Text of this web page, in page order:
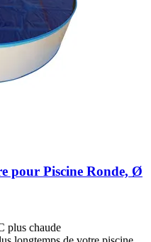
pour Piscine Ronde, Ø
plus chaude